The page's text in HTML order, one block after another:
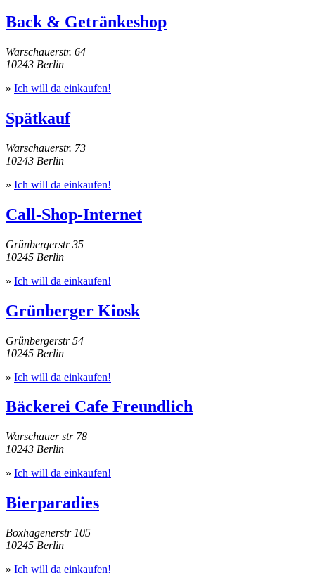
Back & Getränkeshop
Warschauerstr. 64
10243 Berlin
» Ich will da einkaufen!
Spätkauf
Warschauerstr. 73
10243 Berlin
» Ich will da einkaufen!
Call-Shop-Internet
Grünbergerstr 35
10245 Berlin
» Ich will da einkaufen!
Grünberger Kiosk
Grünbergerstr 54
10245 Berlin
» Ich will da einkaufen!
Bäckerei Cafe Freundlich
Warschauer str 78
10243 Berlin
» Ich will da einkaufen!
Bierparadies
Boxhagenerstr 105
10245 Berlin
» Ich will da einkaufen!